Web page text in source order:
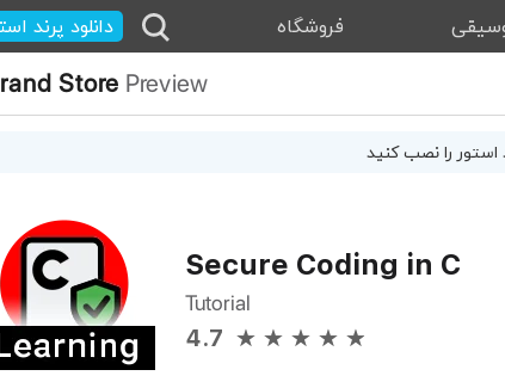
فروشگاه دانلود پرند
Store Preview
استور را نصب کنید
Secure Coding in C
Tutorial
4.7